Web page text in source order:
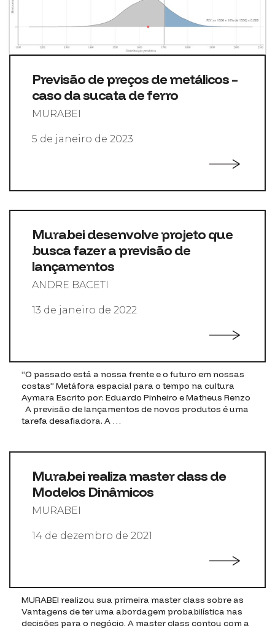
Previsão de preços de metálicos –
caso da sucata de ferro
MURABEI
5 de janeiro de 2023
Murabei desenvolve projeto que
busca fazer a previsão de
lançamentos
ANDRE BACETI
13 de janeiro de 2022
“O passado está a nossa frente e o futuro em nossas
costas” Metáfora espacial para o tempo na cultura
Aymara Escrito por: Eduardo Pinheiro e Matheus Renzo
A previsão de lançamentos de novos produtos é uma
tarefa desafiadora. A …
Murabei realiza master class de
Modelos Dinâmicos
MURABEI
14 de dezembro de 2021
MURABEI realizou sua primeira master class sobre as
Vantagens de ter uma abordagem probabilística nas
decisões para o negócio. A master class contou com a